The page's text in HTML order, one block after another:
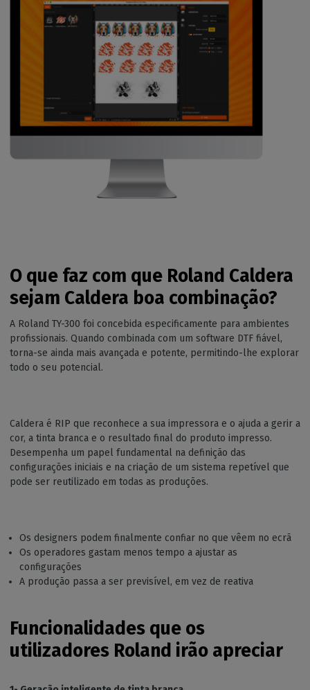
O que faz com que Roland Caldera
sejam Caldera boa combinação?
A Roland TY-300 foi concebida especificamente para ambientes
profissionais. Quando combinada com um software DTF fiável,
torna-se ainda mais avançada e potente, permitindo-lhe explorar
todo o seu potencial.
Caldera é RIP que reconhece a sua impressora e o ajuda a gerir a
cor, a tinta branca e o resultado final do produto impresso.
Desempenha um papel fundamental na definição das
configurações iniciais e na criação de um sistema repetível que
pode ser reutilizado em todas as produções.
Os designers podem finalmente confiar no que vêem no ecrã
Os operadores gastam menos tempo a ajustar as
configurações
A produção passa a ser previsível, em vez de reativa
Funcionalidades que os
utilizadores Roland irão apreciar